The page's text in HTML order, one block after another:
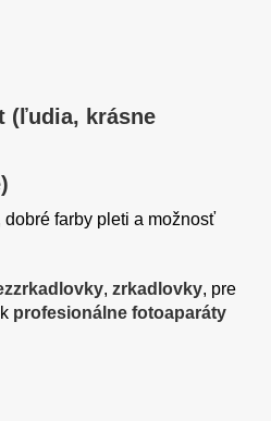
(ľudia, krásne
dobré farby pleti a možnosť
, zrkadlovky, pre
profesionálne fotoaparáty